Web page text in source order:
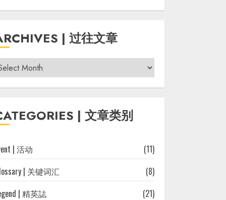
| 过往文章
| 文章类别
| 活动
(11)
| 关键词汇
(8)
| 精英誌
(21)